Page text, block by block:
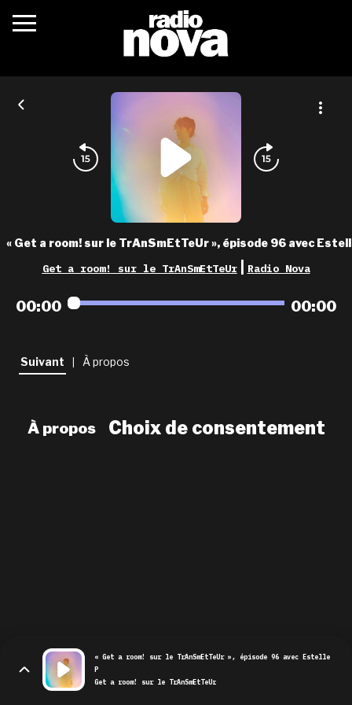
c’était quoi ?
podcasts
fréquences
nova aime
les grilles
playlists
newsletter
« Get a room! sur le TrAnSmEtTeUr », épisode 96 avec
Get a room! sur le TrAnSmEtTeUr Radio Nova
00:00 00:00
Suivant À propos
À propos Choix de consentement
« Get a room! sur le TrAnSmEtTeUr », épisode 96 avec Estelle
P
Get a room! sur le TrAnSmEtTeUr